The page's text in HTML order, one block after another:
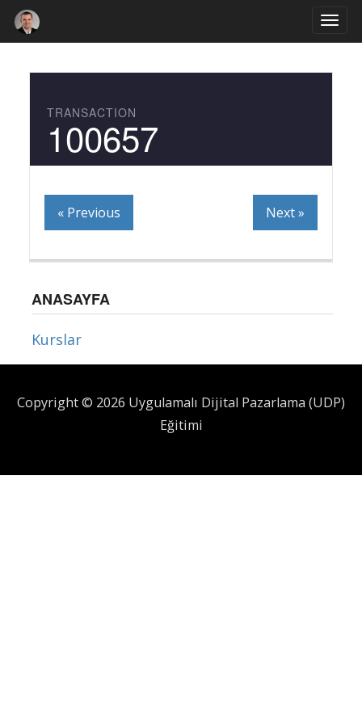
TRANSACTION
100657
« Previous Next »
ANASAYFA
Kurslar
Copyright © 2026 Uygulamalı Dijital Pazarlama (UDP)
Eğitimi